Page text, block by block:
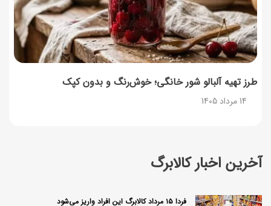
آخرین اخبار کالابرگ
فردا ۱۵ مرداد کالابرگ این افراد واریز می‌شود
طرز تهیه آلبالو شور خانگی؛ خوش‌رنگ و بدون کپک
14 مرداد 1405